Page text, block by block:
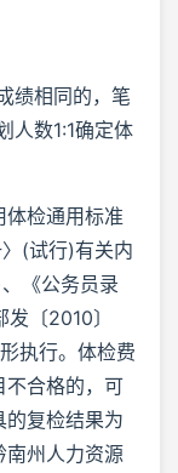
绩相同的，笔
人数1:1确定体
检通用标准
(试行)有关内
《公务员录
〔2010〕
执行。体检费
不合格的，可
的复检结果为
南州人力资源